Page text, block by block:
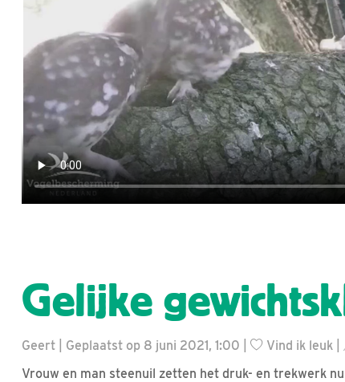
Gelijke
Geert | Geplaatst op 8 juni 2021, 1:00 | Vind ik leuk
Vrouw en man steenuil zetten het druk- en trekwerk